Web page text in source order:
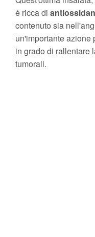
è ricca di
contenuto sia
un'importante azione
in grado di rallentare
tumorali.